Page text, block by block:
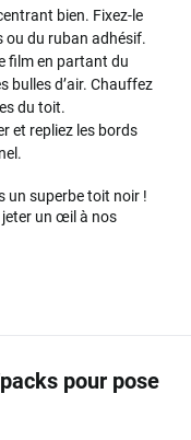
bien. Fixez-le
ou du ruban adhésif.
film en partant du
bulles d’air. Chauffez
du toit.
et repliez les bords
un superbe toit noir !
jeter un œil à nos
pour pose